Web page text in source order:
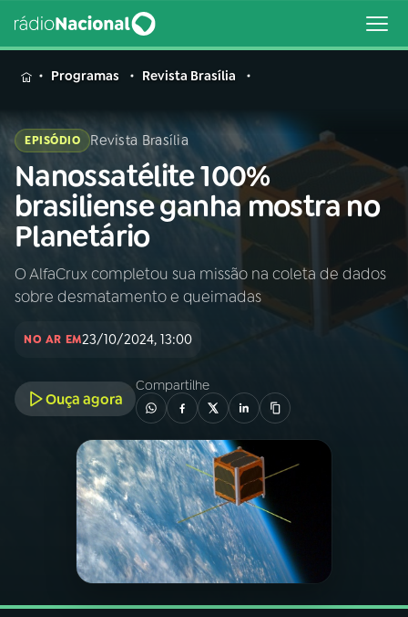
MENU
Buscar
na
Rádio
Nacional
Buscar
AO VIVO
INÍCIO
A RÁDIO
PROGRAMAÇÃO
PROGRAMAS
PODCASTS
Programas Revista Brasília
EPISÓDIO Revista Brasília
Nanossatélite 100%
brasiliense ganha mostra no
Planetário
O AlfaCrux completou sua missão na coleta de dados
sobre desmatamento e queimadas
NO AR EM23/10/2024, 13:00
Ouça agora
Compartilhe